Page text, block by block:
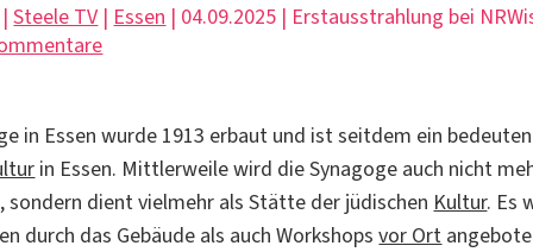
|Steele TV | Essen | 04.09.2025 | Erstausstrahlung bei
in Essen wurde 1913 erbaut und ist seitdem ein
in Essen. Mittlerweile wird die Synagoge auch nicht
sondern dient vielmehr als Stätte der jüdischen Kultur. Es
durch das Gebäude als auch Workshopsvor Ort